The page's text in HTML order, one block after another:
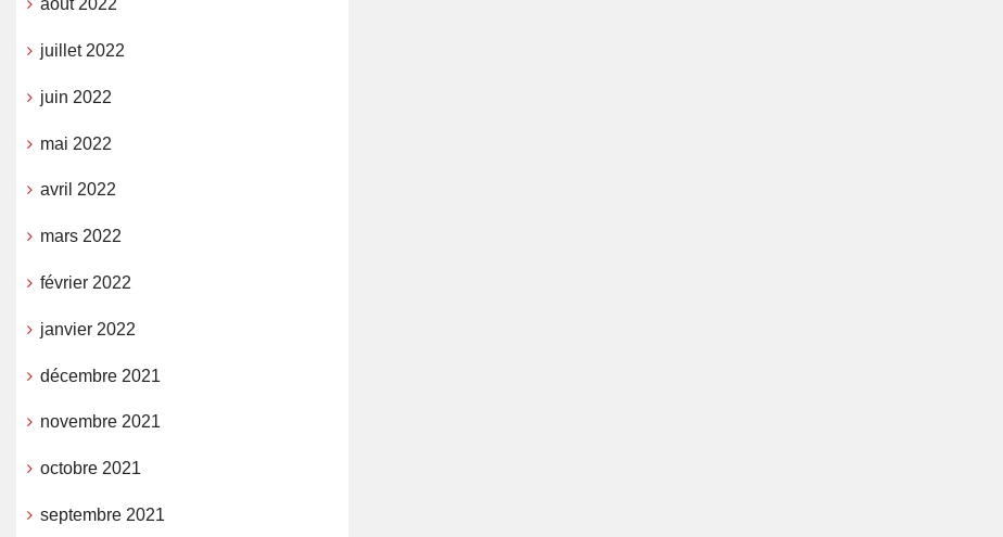
août 2022
juillet 2022
juin 2022
mai 2022
avril 2022
mars 2022
février 2022
janvier 2022
décembre 2021
novembre 2021
octobre 2021
septembre 2021